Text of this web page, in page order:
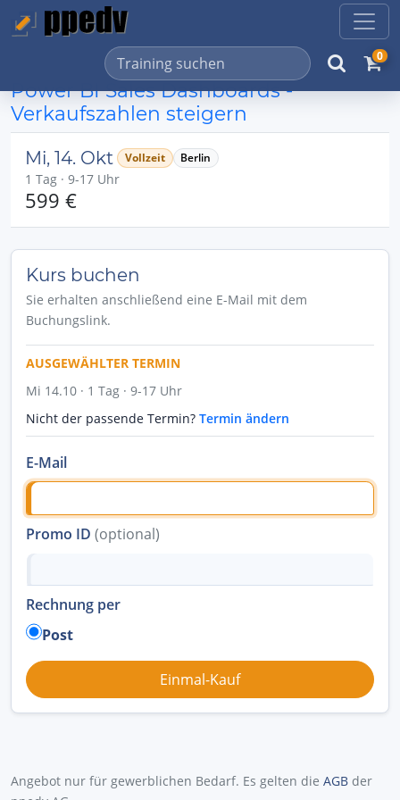
0
Power BI Sales Dashboards -
Verkaufszahlen steigern
Mi, 14. Okt Vollzeit Berlin
1 Tag · 9-17 Uhr
599 €
Kurs buchen
Sie erhalten anschließend eine E-Mail mit dem
Buchungslink.
AUSGEWÄHLTER TERMIN
Mi 14.10 · 1 Tag · 9-17 Uhr
Nicht der passende Termin? Termin ändern
E-Mail
Promo ID (optional)
Rechnung per
Post
Angebot nur für gewerblichen Bedarf. Es gelten die AGB der